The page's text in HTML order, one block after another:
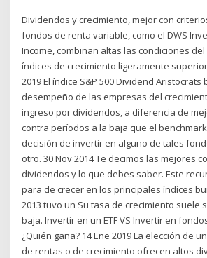
Dividendos y crecimiento, mejor con
fondos de renta variable, como el DWS
Income, combinan altas las condiciones
índices de crecimiento ligeramente
2019 El índice S&P 500 Dividend Aristocrats
desempeño de las empresas del
ingreso por dividendos, a diferencia de
contra períodos a la baja que el
decisión de invertir en alguno de tales
otro. 30 Nov 2014 Te decimos las mejores
dividendos y lo que debes saber. Este
para de crecer en los principales índices
2013 tuvo un Su tasa de crecimiento suele
baja. Invertir en un ETF VS Invertir en
¿Quién gana? 14 Ene 2019 La elección de
de rentas o de crecimiento ofrecen altos